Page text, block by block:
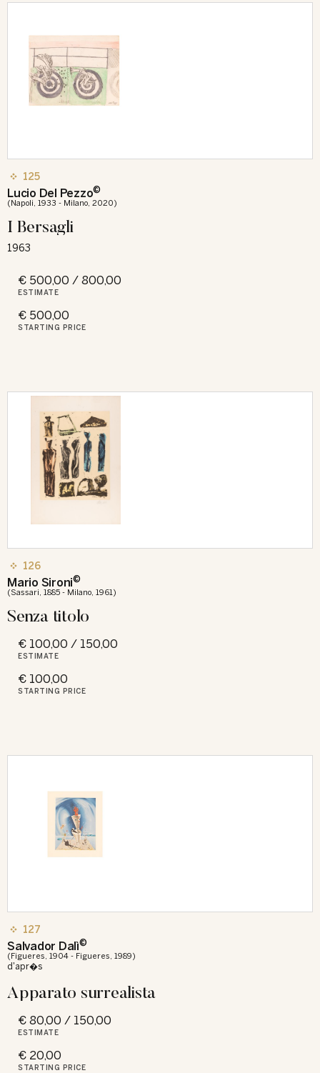
125
Lucio Del Pezzo©
(Napoli, 1933 - Milano, 2020)
I Bersagli
1963
€ 500,00 / 800,00
ESTIMATE
€ 500,00
STARTING PRICE
126
Mario Sironi©
(Sassari, 1885 - Milano, 1961)
Senza titolo
€ 100,00 / 150,00
ESTIMATE
€ 100,00
STARTING PRICE
127
Salvador Dalì©
(Figueres, 1904 - Figueres, 1989)
d'apr�s
Apparato surrealista
€ 80,00 / 150,00
ESTIMATE
€ 20,00
STARTING PRICE